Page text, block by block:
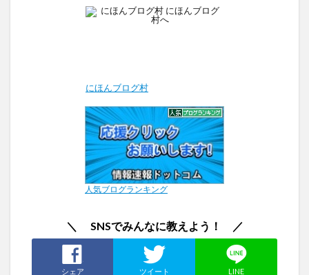
にほんブログ村
人気ブログランキング
＼ SNSでみんなに教えよう！ ／
シェア ツイート LINE